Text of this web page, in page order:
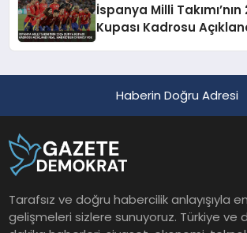
İspanya Milli
Kupası Kadrosu
Haberin Doğru Adresi
Tarafsız ve doğru habercilik anlayışıyla
gelişmeleri sizlere sunuyoruz. Türkiye ve